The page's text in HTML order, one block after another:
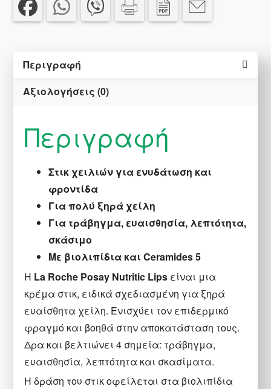
Περιγραφή
Αξιολογήσεις (0)
Περιγραφή
Στικ χειλιών για ενυδάτωση και
φροντίδα
Για πολύ ξηρά χείλη
Για τράβηγμα, ευαισθησία, λεπτότητα,
σκάσιμο
Με βιολιπίδια και Ceramides 5
Η La Roche Posay Nutritic Lips είναι μια
κρέμα στικ, ειδικά σχεδιασμένη για ξηρά
ευαίσθητα χείλη. Ενισχύει τον επιδερμικό
φραγμό και βοηθά στην αποκατάσταση τους.
Δρα και βελτιώνει 4 σημεία: τράβηγμα,
ευαισθησία, λεπτότητα και σκασίματα.
Η δράση του στικ οφείλεται στα βιολιπίδια